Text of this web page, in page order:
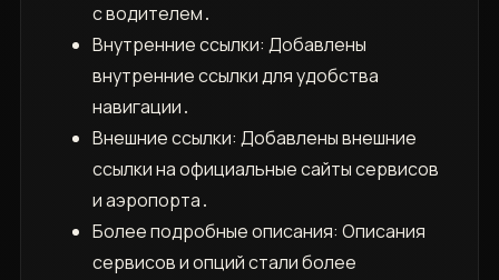
с водителем․
Внутренние ссылки: Добавлены
внутренние ссылки для удобства
навигации․
Внешние ссылки: Добавлены внешние
ссылки на официальные сайты сервисов
и аэропорта․
Более подробные описания: Описания
сервисов и опций стали более